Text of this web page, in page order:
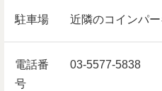
駐車場 近隣のコインパ
電話番
号
03-5577-5838